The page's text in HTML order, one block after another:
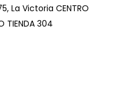
La Victoria CENTRO
TIENDA 304